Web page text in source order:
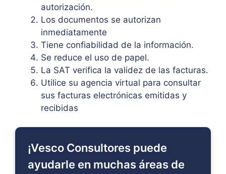
autorización.
Los documentos se autorizan
inmediatamente
Tiene confiabilidad de la información.
Se reduce el uso de papel.
La SAT verifica la validez de las facturas.
Utilice su agencia virtual para consultar
sus facturas electrónicas emitidas y
recibidas
¡Vesco Consultores puede
ayudarle en muchas áreas de